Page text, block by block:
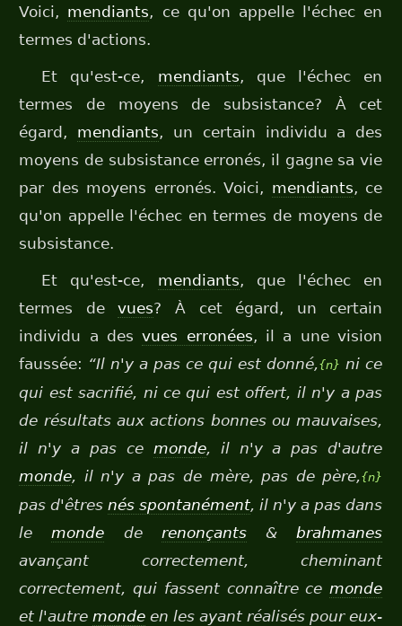
Voici, mendiants, ce qu'on appelle l'échec en
termes d'actions.
Et qu'est-ce, mendiants, que l'échec en
termes de moyens de subsistance? À cet
égard, mendiants, un certain individu a des
moyens de subsistance erronés, il gagne sa vie
par des moyens erronés. Voici, mendiants, ce
qu'on appelle l'échec en termes de moyens de
subsistance.
Et qu'est-ce, mendiants, que l'échec en
termes devues? À cet égard, un certain
individu a desvues erronées, il a une vision
faussée: “Il n'y a pas ce qui est donné,{n} ni ce
qui est sacrifié, ni ce qui est offert, il n'y a pas
de résultats aux actions bonnes ou mauvaises,
il n'y a pas ce monde, il n'y a pas d'autre
monde, il n'y a pas de mère, pas de père,{n}
pas d'êtresnés spontanément, il n'y a pas dans
lemonde de renonçants&brahmanes
avançant correctement, cheminant
correctement, qui fassent connaître cemonde
et l'autremonde en les ayant réalisés pour eux-